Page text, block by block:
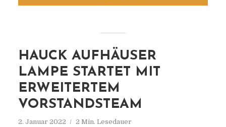
HAUCK AUFHÄUSER
LAMPE STARTET MIT
ERWEITERTEM
VORSTANDSTEAM
2. Januar 2022 2 Min. Lesedauer